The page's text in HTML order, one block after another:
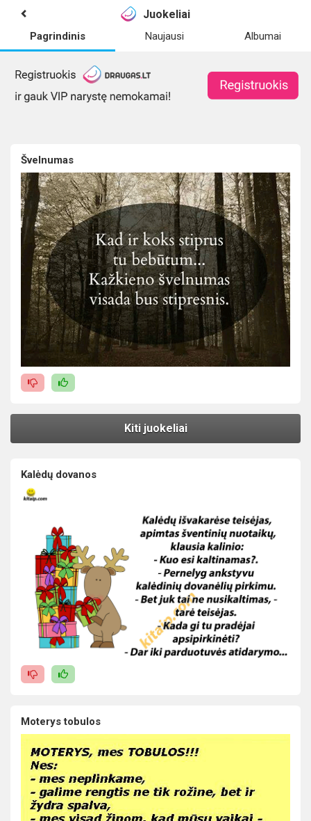
Juokeliai
Pagrindinis Naujausi Albumai
Švelnumas
Kiti juokeliai
Kalėdų dovanos
Moterys tobulos